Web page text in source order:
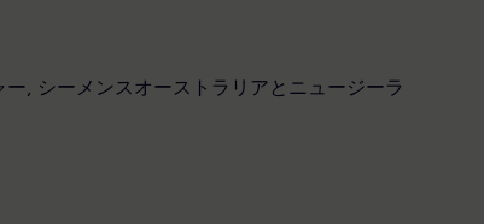
, シーメンスオーストラリアとニュージーラ